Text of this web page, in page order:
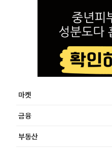
마켓
금융
부동산